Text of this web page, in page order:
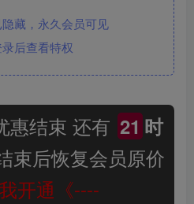
藏，永久会员可见
后查看特权
惠结束 还有 21 时
束后恢复会员原价
开通《----